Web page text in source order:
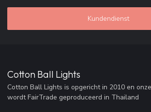
Kundendienst
Cotton Ball Lights
Cotton Ball Lights is opgericht in 2010 en
wordt FairTrade geproduceerd in Thailand